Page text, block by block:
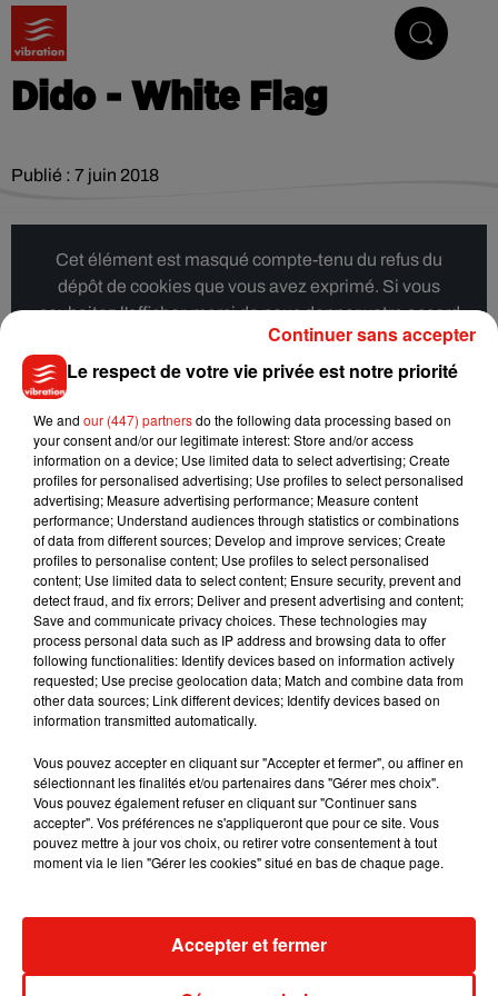
Dido - White Flag
Publié : 7 juin 2018
Cet élément est masqué compte-tenu du refus du
dépôt de cookies que vous avez exprimé. Si vous
souhaitez l'afficher, merci de nous donner votre accord
en cliquant sur le bouton ci-dessous.
Musique
7 août 2026
Julien Lieb s’essaye à la vie de
chatelain dans son nouveau clip
7 août 2026
Madonna
Sensation »
Le respect de votre vie privée est notre priorité
We and our (447) partnersdo the following data processing based on
your consent and/or our legitimate interest: Store and/or access
information on a device; Use limited data to select advertising; Create
profiles for personalised advertising; Use profiles to select personalised
advertising; Measure advertising performance; Measure content
performance; Understand audiences through statistics or combinations
of data from different sources; Develop and improve services; Create
profiles to personalise content; Use profiles to select personalised
content; Use limited data to select content; Ensure security, prevent and
detect fraud, and fix errors; Deliver and present advertising and content;
Save and communicate privacy choices. These technologies may
process personal data such as IP address and browsing data to offer
following functionalities: Identify devices based on information actively
requested; Use precise geolocation data; Match and combine data from
other data sources; Link different devices; Identify devices based on
information transmitted automatically.
Vous pouvez accepter en cliquant sur "Accepter et fermer", ou affiner en
sélectionnant les finalités et/ou partenaires dans "Gérer mes choix".
Vous pouvez également refuser en cliquant sur "Continuer sans
accepter". Vos préférences ne s'appliqueront que pour ce site. Vous
pouvez mettre à jour vos choix, ou retirer votre consentement à tout
moment via le lien "Gérer les cookies" situé en bas de chaque page.
Accepter et fermer
Continuer sans accepter